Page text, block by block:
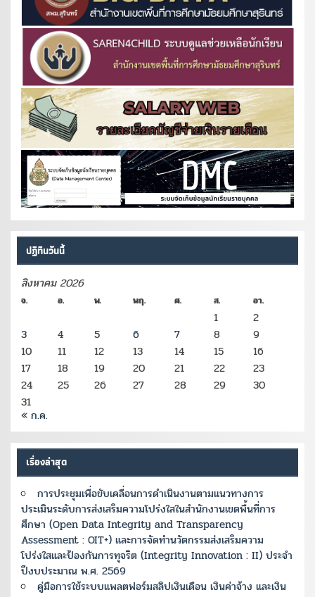
ปฏิทินวันนี้
สิงหาคม 2026
จ. อ. พ. พฤ. ศ. ส. อา.
1
2
3
4 5 6 7 8
9
10
11 12 13 14 15
16
17
18 19 20 21 22
23
24
25 26 27 28 29
30
31
« ก.ค.
เรื่องล่าสุด
การประชุมเพื่อขับเคลื่อนการดำเนินงานตามแนวทางการ
ประเมินระดับการส่งเสริมความโปร่งใสในสำนักงานเขตพื้นที่การ
ศึกษา (Open Data Integrity and Transparency
Assessment : OIT+) และการจัดทำนวัตกรรมส่งเสริมความ
โปร่งใสและป้องกันการทุจริต (Integrity Innovation : II) ประจำ
ปีงบประมาณ พ.ศ. 2569
คู่มือการใช้ระบบแพลตฟอร์มสลิปเงินเดือน เงินค่าจ้าง และเงิน